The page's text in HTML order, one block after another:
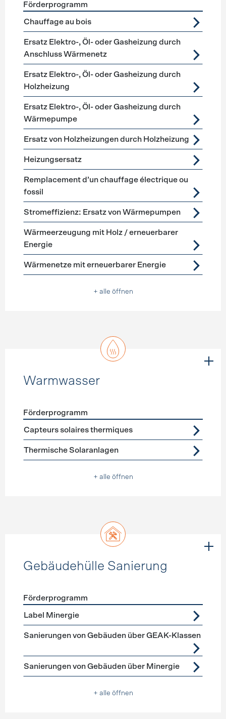
Förderprogramme
Förderprogramm
Chauffage au bois
Ersatz Elektro-, Öl- oder Gasheizung durch
Anschluss Wärmenetz
Ersatz Elektro-, Öl- oder Gasheizung durch
Holzheizung
Ersatz Elektro-, Öl- oder Gasheizung durch
Wärmepumpe
Ersatz von Holzheizungen durch Holzheizung
Heizungsersatz
Remplacement d’un chauffage électrique ou
fossil
Stromeffizienz: Ersatz von Wärmepumpen
Wärmeerzeugung mit Holz / erneuerbarer
Energie
Wärmenetze mit erneuerbarer Energie
+ alle öffnen
Warmwasser
Förderprogramme Warmwasser
Förderprogramm
Capteurs solaires thermiques
Thermische Solaranlagen
+ alle öffnen
Gebäudehülle Sanierung
Förderprogramme
Förderprogramm
Label Minergie
Sanierungen von Gebäuden über GEAK-Klassen
Sanierungen von Gebäuden über Minergie
+ alle öffnen